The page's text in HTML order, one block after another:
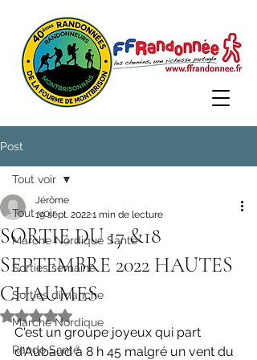
Post
Tout voir
Marche Nordique Santé
Sorties semaine
Sorties dimanche
Marche Nordique
Rando Santé
Tout voir
SORTIE DU 17 &18
SEPTEMBRE 2022 HAUTES
CHAUMES
Jérôme
19 sept. 20221 min de lecture
Noté NaN étoiles sur 5.
C'est un groupe joyeux qui part
d'Aubaud à 8 h 45 malgré un vent du